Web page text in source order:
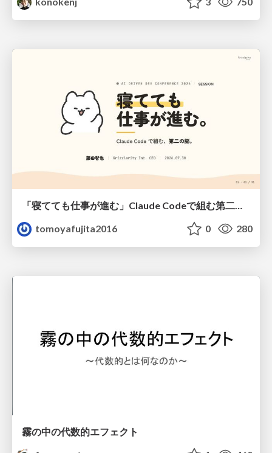
tomoyafujita2016
0 280
霧の中の代数的エフェクト